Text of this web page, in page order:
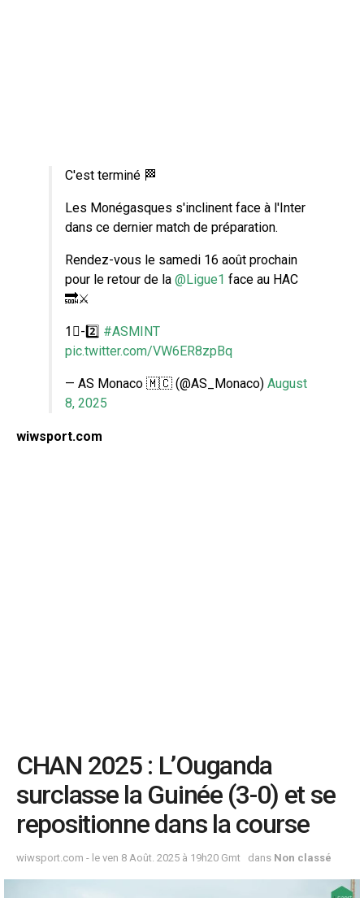
C'est terminé 🏁
Les Monégasques s'inclinent face à l'Inter
dans ce dernier match de préparation.
Rendez-vous le samedi 16 août prochain
pour le retour de la @Ligue1 face au HAC
🔜⚔️
1⃣-2️⃣ #ASMINT
pic.twitter.com/VW6ER8zpBq
— AS Monaco 🇲🇨 (@AS_Monaco) August
8, 2025
wiwsport.com
CHAN 2025 : L’Ouganda
surclasse la Guinée (3-0) et se
repositionne dans la course
wiwsport.com - le ven 8 Août. 2025 à 19h20 Gmt dans Non classé